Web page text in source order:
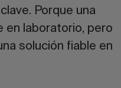
Porque una
en laboratorio, pero
solución fiable en